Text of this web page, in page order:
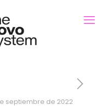
septiembre de 2022